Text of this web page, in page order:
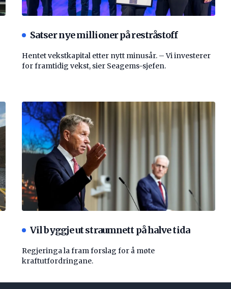
Satser nye millioner på restråstoff
Hentet vekstkapital etter nytt minusår. – Vi investerer
for framtidig vekst, sier Seagems-sjefen.
Vil byggje ut straumnett på halve tida
Regjeringa la fram forslag for å møte
kraftutfordringane.